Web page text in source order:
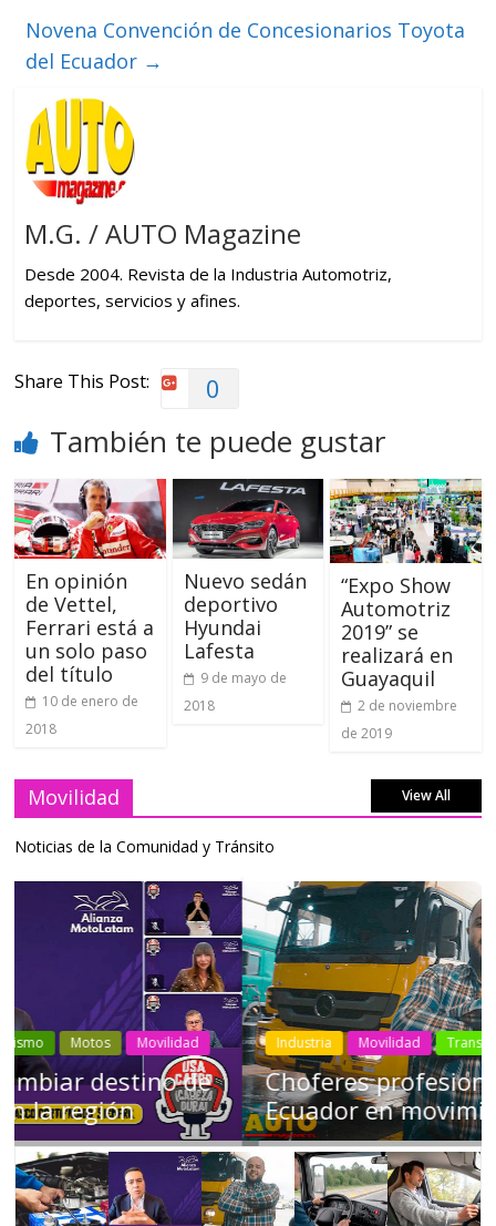
Novena Convención de Concesionarios Toyota
del Ecuador →
M.G. / AUTO Magazine
Desde 2004. Revista de la Industria Automotriz,
deportes, servicios y afines.
Share This Post: 0
También te puede gustar
En opinión
de Vettel,
Ferrari está a
un solo paso
del título
10 de enero de
2018
Nuevo sedán
deportivo
Hyundai
Lafesta
9 de mayo de
2018
“Expo Show
Automotriz
2019” se
realizará en
Guayaquil
2 de noviembre
de 2019
Movilidad View All
Noticias de la Comunidad y Tránsito
Industria Movilidad Transporte Varios
Choferes profesionales mantienen a
Ecuador en movimiento